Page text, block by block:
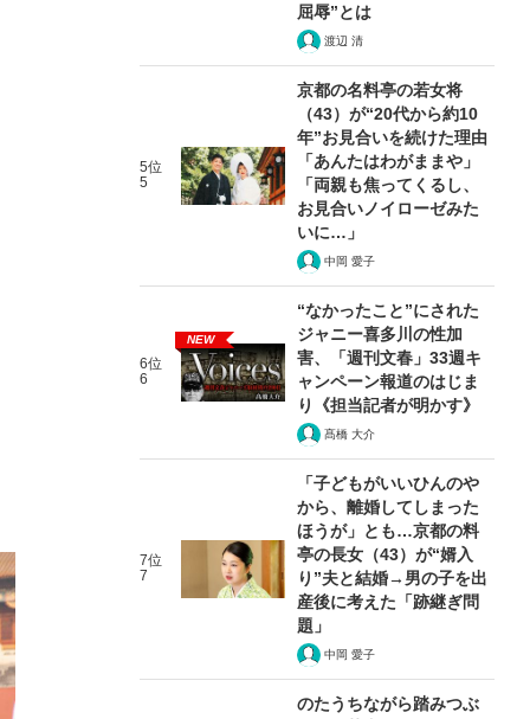
屈辱”とは
渡辺 清
5位
5
京都の名料亭の若女将
（43）が“20代から約10
年”お見合いを続けた理由
「あんたはわがままや」
「両親も焦ってくるし、
お見合いノイローゼみた
いに…」
中岡 愛子
6位
6
NEW
“なかったこと”にされた
ジャニー喜多川の性加
害、「週刊文春」33週キ
ャンペーン報道のはじま
り《担当記者が明かす》
髙橋 大介
7位
7
「子どもがいいひんのや
から、離婚してしまった
ほうが」とも…京都の料
亭の長女（43）が“婿入
り”夫と結婚→男の子を出
産後に考えた「跡継ぎ問
題」
中岡 愛子
のたうちながら踏みつぶ